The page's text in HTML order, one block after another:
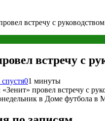
встречу с
встречу с
спустя01 минуты
«Зенит» провел встречу с
в Доме футбола в